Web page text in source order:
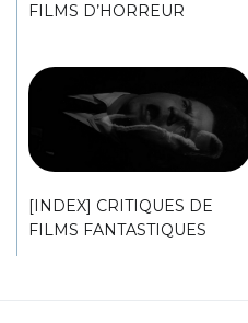
FILMS D’HORREUR
[INDEX] CRITIQUES DE
FILMS FANTASTIQUES